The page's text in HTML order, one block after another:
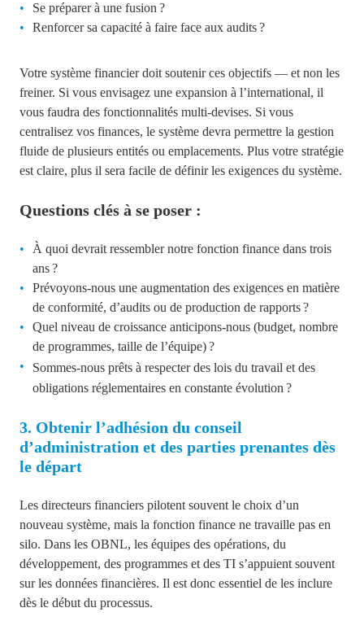
Se préparer à une fusion ?
Renforcer sa capacité à faire face aux audits ?
Votre système financier doit soutenir ces objectifs — et non les
freiner. Si vous envisagez une expansion à l’international, il
vous faudra des fonctionnalités multi-devises. Si vous
centralisez vos finances, le système devra permettre la gestion
fluide de plusieurs entités ou emplacements. Plus votre stratégie
est claire, plus il sera facile de définir les exigences du système.
Questions clés à se poser :
À quoi devrait ressembler notre fonction finance dans trois
ans ?
Prévoyons-nous une augmentation des exigences en matière
de conformité, d’audits ou de production de rapports ?
Quel niveau de croissance anticipons-nous (budget, nombre
de programmes, taille de l’équipe) ?
Sommes-nous prêts à respecter des lois du travail et des
obligations réglementaires en constante évolution ?
3. Obtenir l’adhésion du conseil
d’administration et des parties prenantes dès
le départ
Les directeurs financiers pilotent souvent le choix d’un
nouveau système, mais la fonction finance ne travaille pas en
silo. Dans les OBNL, les équipes des opérations, du
développement, des programmes et des TI s’appuient souvent
sur les données financières. Il est donc essentiel de les inclure
dès le début du processus.